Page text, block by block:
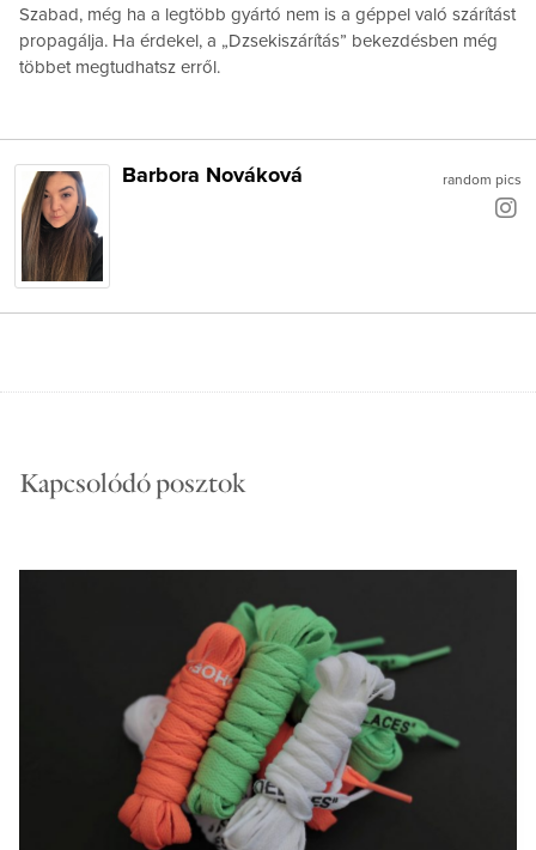
Szabad, még ha a legtöbb gyártó nem is a géppel való szárítást
propagálja. Ha érdekel, a „Dzsekiszárítás” bekezdésben még
többet megtudhatsz erről.
random pics
Barbora Nováková
Kapcsolódó posztok